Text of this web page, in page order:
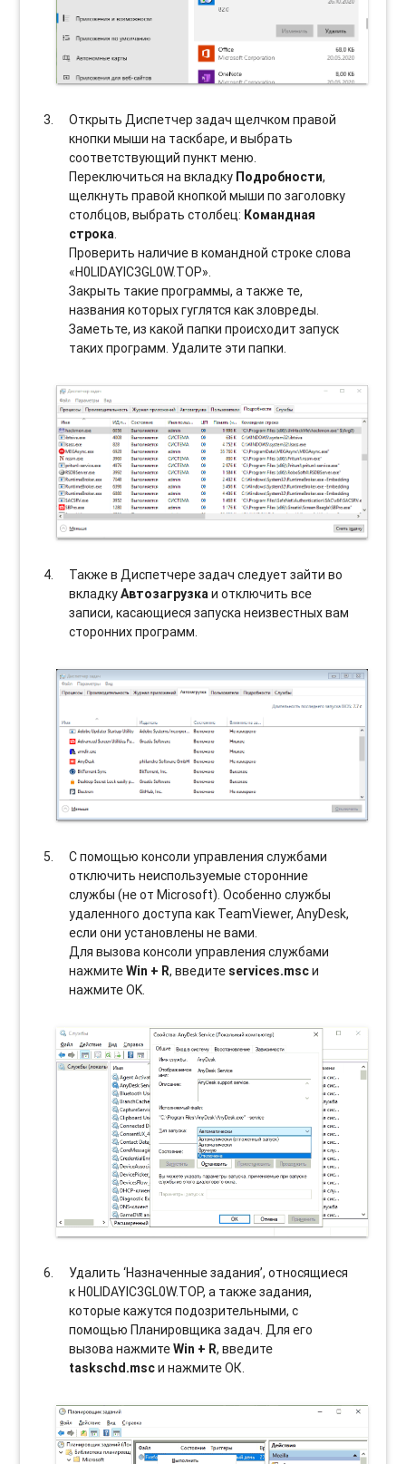
Открыть Диспетчер задач щелчком правой
кнопки мыши на таскбаре, и выбрать
соотвeтствующий пункт меню.
Переключиться на вкладку Подробности,
щелкнуть правой кнопкой мыши по заголовку
столбцов, выбрать столбец: Командная
строка.
Проверить наличие в командной строке слова
«H0LIDAYIC3GL0W.TOP».
Закрыть такие программы, а также те,
названия которых гуглятся как зловреды.
Заметьте, из какой папки происходит запуск
таких программ. Удалите эти папки.
Также в Диспетчере задач следует зайти во
вкладкуАвтозагрузкаи отключить все
записи, касающиеся запуска неизвестных вам
сторонних программ.
С помощью консоли управления службами
отключить неиспользуемые сторонние
службы (не от Microsoft). Особенно службы
удаленного доступа как TeamViewer, AnyDesk,
если они установлены не вами.
Для вызова консоли управления службами
нажмитеWin + R, введите services.mscи
нажмите OK.
Удалить ‘Назначенные задания’, относящиеся
к H0LIDAYIC3GL0W.TOP, а также задания,
которые кажутся подозрительными, с
помощью Планировщика задач. Для его
вызова нажмитеWin + R, введите
taskschd.mscи нажмите ОК.